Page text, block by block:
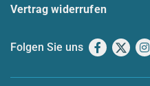
Vertrag widerrufen
Folgen Sie uns Facebook
X